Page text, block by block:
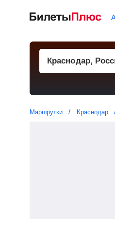
Маршрутки Краснодар